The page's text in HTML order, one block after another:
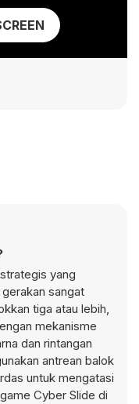
yang
sangat
tiga atau lebih,
mekanisme
dan rintangan
antrean balok
untuk mengatasi
Cyber Slide di